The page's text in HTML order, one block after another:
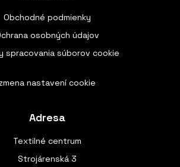
Obchodné podmienky
osobných údajov
spracovania súborov cookie
nastavení cookie
Adresa
Textilné centrum
Strojárenská 3